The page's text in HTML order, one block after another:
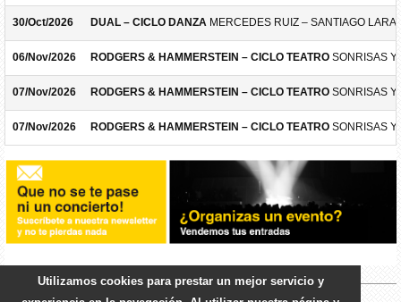
30/Oct/2026 DUAL – CICLO DANZA MERCEDES RUIZ – SANTIAGO LARA
06/Nov/2026 RODGERS & HAMMERSTEIN – CICLO TEATRO SONRISAS Y
07/Nov/2026 RODGERS & HAMMERSTEIN – CICLO TEATRO SONRISAS Y
07/Nov/2026 RODGERS & HAMMERSTEIN – CICLO TEATRO SONRISAS Y
Utilizamos cookies para prestar un mejor servicio y